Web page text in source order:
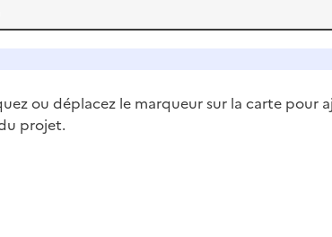
ou déplacez le marqueur sur la carte pour
projet.